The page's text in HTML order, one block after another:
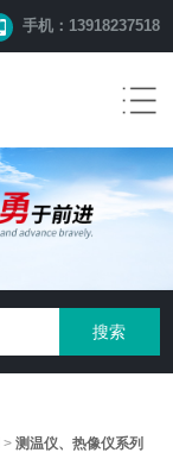
手机：13918237518
>测温仪、热像仪系列